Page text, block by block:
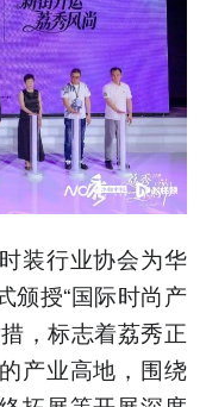
装行业协会为华
颁授“国际时尚产
，标志着荔秀正
产业高地，围绕